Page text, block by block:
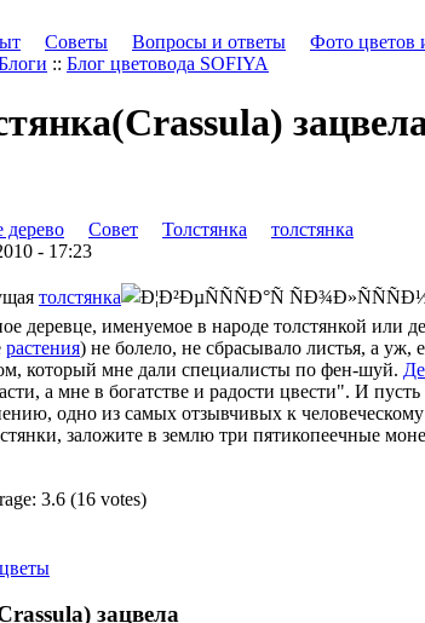
Советы Вопросы и ответы
Фото цветов
:: Блог цветовода SOFIYA
дерево Совет Толстянка
толстянка
- 17:23
толстянка
деревце, именуемое в народе толстянкой или
растения) не болело, не сбрасывало листья, а уж,
который мне дали специалисты по фен-шуй.
а мне в богатстве и радости цвести". И
одно из самых отзывчивых к
заложите в землю три пятикопеечные
3.6 (16 votes)
зацвела